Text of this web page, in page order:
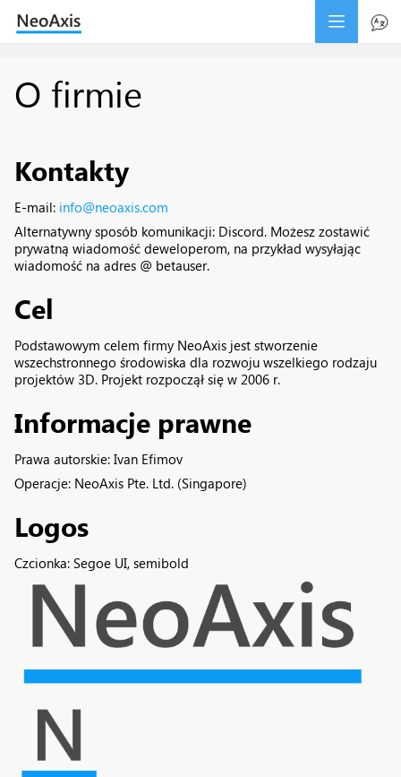
O firmie
Kontakty
E-mail: info@neoaxis.com
Alternatywny sposób komunikacji: Discord. Możesz zostawić
prywatną wiadomość deweloperom, na przykład wysyłając
wiadomość na adres @ betauser.
Cel
Podstawowym celem firmy NeoAxis jest stworzenie
wszechstronnego środowiska dla rozwoju wszelkiego rodzaju
projektów 3D. Projekt rozpoczął się w 2006 r.
Informacje prawne
Prawa autorskie: Ivan Efimov
Operacje: NeoAxis Pte. Ltd. (Singapore)
Logos
Czcionka: Segoe UI, semibold